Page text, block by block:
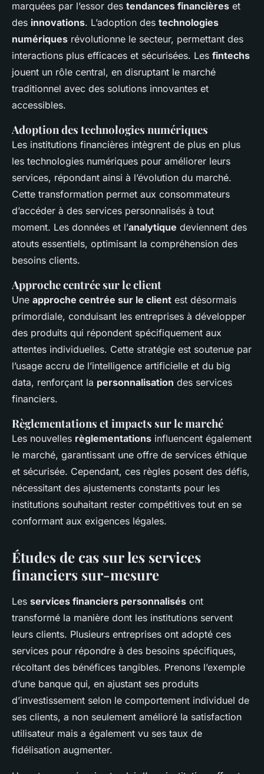
marquées par l’essor des tendances financières et
des innovations. L’adoption des technologies
numériques révolutionne le secteur, permettant des
interactions plus efficaces et sécurisées. Les fintechs
jouent un rôle central, en disruptant le marché
traditionnel avec des solutions innovantes et
accessibles.
Adoption des technologies numériques
Les institutions financières intègrent de plus en plus
les technologies numériques pour améliorer leurs
services, répondant ainsi à l’évolution du marché.
Cette transformation permet aux consommateurs
d’accéder à des services personnalisés à tout
moment. Les données et l’analytique deviennent des
atouts essentiels, optimisant la compréhension des
besoins clients.
Approche centrée sur le client
Une approche centrée sur le client est désormais
primordiale, conduisant les entreprises à développer
des produits qui répondent spécifiquement aux
attentes individuelles. Cette stratégie est soutenue par
l’usage accru de l’intelligence artificielle et du big
data, renforçant la personnalisation des services
financiers.
Règlementations et impacts sur le marché
Les nouvelles règlementations influencent également
le marché, garantissant une offre de services éthique
et sécurisée. Cependant, ces règles posent des défis,
nécessitant des ajustements constants pour les
institutions souhaitant rester compétitives tout en se
conformant aux exigences légales.
Études de cas sur les services
financiers sur-mesure
Les services financiers personnalisés ont
transformé la manière dont les institutions servent
leurs clients. Plusieurs entreprises ont adopté ces
services pour répondre à des besoins spécifiques,
récoltant des bénéfices tangibles. Prenons l’exemple
d’une banque qui, en ajustant ses produits
d’investissement selon le comportement individuel de
ses clients, a non seulement amélioré la satisfaction
utilisateur mais a également vu ses taux de
fidélisation augmenter.